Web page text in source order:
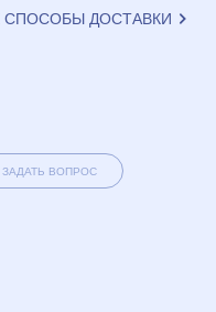
СПОСОБЫ ДОСТАВКИ
ЗАДАТЬ ВОПРОС